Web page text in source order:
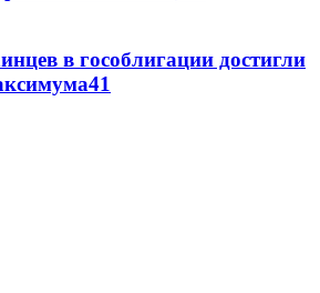
в гособлигации достигли
41